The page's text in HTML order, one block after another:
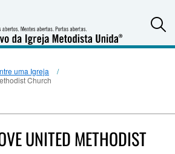
uma Igreja
Church
UNITED METHODIST